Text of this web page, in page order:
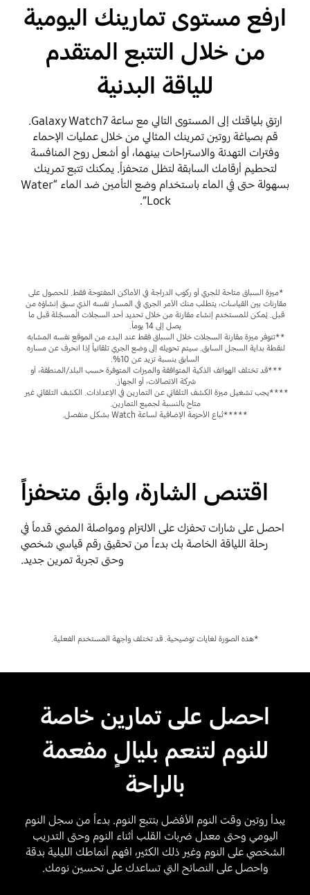
ارفع مستوى تمارينك اليومية
من خلال التتبع المتقدم
للياقة البدنية
ارتقِ بلياقتك إلى المستوى التالي مع ساعة Galaxy Watch7.
قم بصياغة روتين تمرينك المثالي من خلال عمليات الإحماء
وفترات التهدئة والاستراحات بينهما، أو أشعل روح المنافسة
لتحطيم أرقامك السابقة لتظل متحفزاً. يمكنك تتبع تمرينك
بسهولة حتى في الماء باستخدام وضع التأمين ضد الماء “Water
Lock”.
يصل إلى 14 يوماً.
السابق بنسبة تزيد عن 10%.
شركة الاتصالات، أو الجهاز.
متاح بالنسبة لجميع التمارين.
*****تُباع الأحزمة الإضافية لساعة Watch بشكل منفصل.
اقتنص الشارة، وابقَ متحفزاً
احصل على شارات تحفزك على الالتزام ومواصلة المضي قدماً في
رحلة اللياقة الخاصة بك بدءاً من تحقيق رقم قياسي شخصي
وحتى تجربة تمرين جديد.
*هذه الصورة لغايات توضيحية. قد تختلف واجهة المستخدم الفعلية.
احصل على تمارين خاصة
للنوم لتنعم بليالٍ مفعمة
بالراحة
يبدأ روتين وقت النوم الأفضل بتتبع النوم. بدءاً من سجل النوم
اليومي وحتى معدل ضربات القلب أثناء النوم وحتى التدريب
الشخصي على النوم وغير ذلك الكثير، افهم أنماطك الليلية بدقة
واحصل على النصائح التي تساعدك على تحسين نومك.